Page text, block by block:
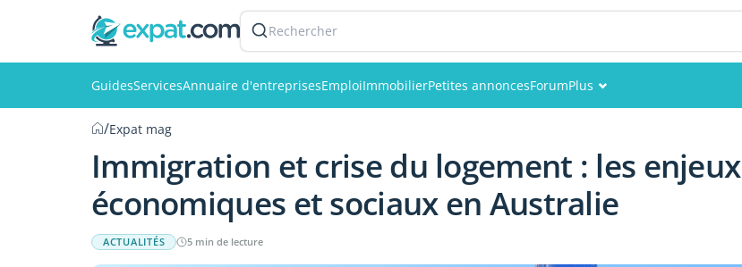
Rechercher
GuidesServicesAnnuaire d'entreprisesEmploiImmobilierPetites annoncesForumPlus
Membres
Photos
/Expat mag
Immigration et crise du logement : les enjeux
économiques et sociaux en Australie
ACTUALITÉS 5 min de lecture